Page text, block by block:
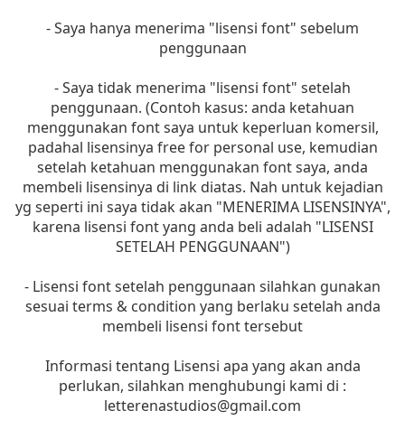
- Saya hanya menerima "lisensi font" sebelum
penggunaan
- Saya tidak menerima "lisensi font" setelah
penggunaan. (Contoh kasus: anda ketahuan
menggunakan font saya untuk keperluan komersil,
padahal lisensinya free for personal use, kemudian
setelah ketahuan menggunakan font saya, anda
membeli lisensinya di link diatas. Nah untuk kejadian
yg seperti ini saya tidak akan "MENERIMA LISENSINYA",
karena lisensi font yang anda beli adalah "LISENSI
SETELAH PENGGUNAAN")
- Lisensi font setelah penggunaan silahkan gunakan
sesuai terms & condition yang berlaku setelah anda
membeli lisensi font tersebut
Informasi tentang Lisensi apa yang akan anda
perlukan, silahkan menghubungi kami di :
letterenastudios@gmail.com